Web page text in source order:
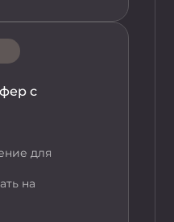
с
для
на